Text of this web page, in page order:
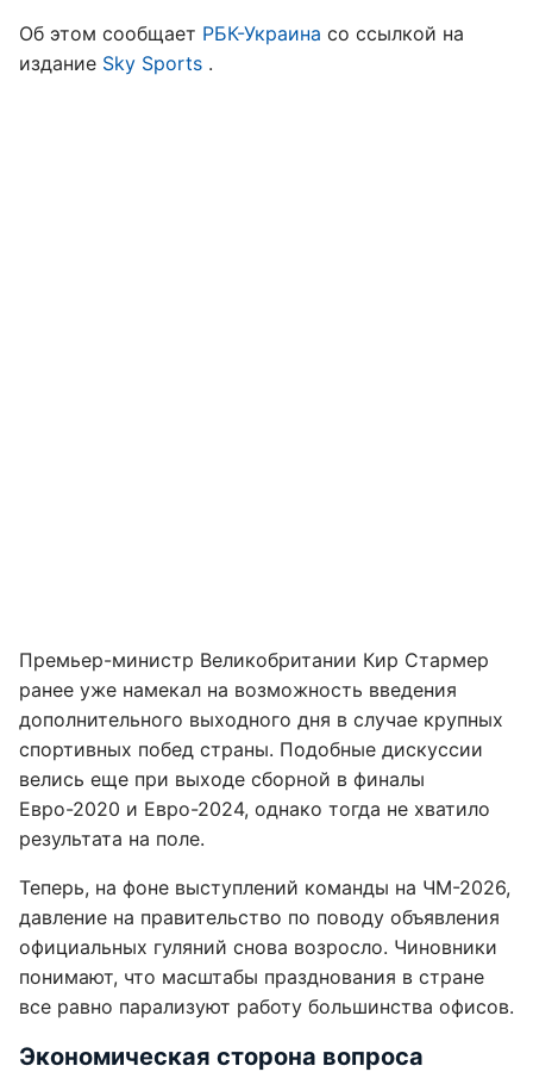
Об этом сообщает РБК-Украина со ссылкой на
издание Sky Sports .
Премьер-министр Великобритании Кир Стармер
ранее уже намекал на возможность введения
дополнительного выходного дня в случае крупных
спортивных побед страны. Подобные дискуссии
велись еще при выходе сборной в финалы
Евро-2020 и Евро-2024, однако тогда не хватило
результата на поле.
Теперь, на фоне выступлений команды на ЧМ-2026,
давление на правительство по поводу объявления
официальных гуляний снова возросло. Чиновники
понимают, что масштабы празднования в стране
все равно парализуют работу большинства офисов.
Экономическая сторона вопроса